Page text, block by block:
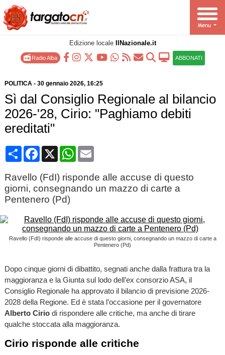
Edizione locale IlNazionale.it
Radio Alba ABBONATI
POLITICA- 30 gennaio 2026, 16:25
Sì dal Consiglio Regionale al bilancio
2026-'28, Cirio: "Paghiamo debiti
ereditati"
CondividiFacebook
X WhatsApp
Email
Ravello (FdI) risponde alle accuse di questo
giorni, consegnando un mazzo di carte a
Pentenero (Pd)
Ravello (FdI) risponde alle accuse di questo giorni, consegnando un mazzo di carte a
Pentenero (Pd)
Dopo cinque giorni di dibattito, segnati anche dalla frattura tra la
maggioranza e la Giunta sul lodo dell’ex consorzio ASA, il
Consiglio Regionale ha approvato il bilancio di previsione 2026-
2028 della Regione. Ed è stata l’occasione per il governatore
Alberto Ciriodi rispondere alle critiche, ma anche di tirare
qualche stoccata alla maggioranza.
Cirio risponde alle critiche